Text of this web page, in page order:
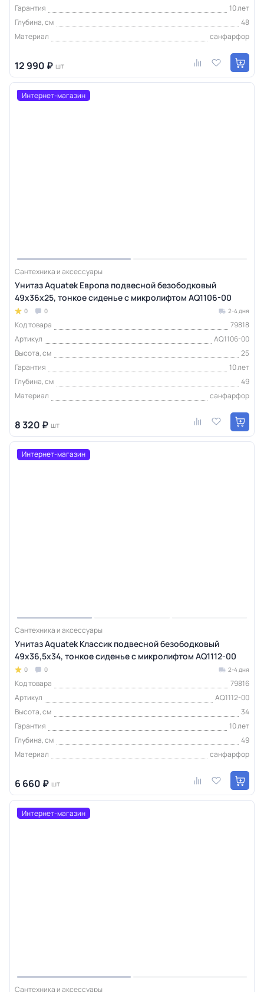
Гарантия
10 лет
Глубина, см
48
Материал
санфарфор
12 990 ₽ шт
Интернет-магазин
Сантехника и аксессуары
Унитаз Aquatek Европа подвесной безободковый
49х36х25, тонкое сиденье с микролифтом AQ1106-00
0 0 2-4 дня
Код товара
79818
Артикул
AQ1106-00
Высота, см
25
Гарантия
10 лет
Глубина, см
49
Материал
санфарфор
8 320 ₽ шт
Интернет-магазин
Сантехника и аксессуары
Унитаз Aquatek Классик подвесной безободковый
49х36,5х34, тонкое сиденье с микролифтом AQ1112-00
0 0 2-4 дня
Код товара
79816
Артикул
AQ1112-00
Высота, см
34
Гарантия
10 лет
Глубина, см
49
Материал
санфарфор
6 660 ₽ шт
Интернет-магазин
Сантехника и аксессуары